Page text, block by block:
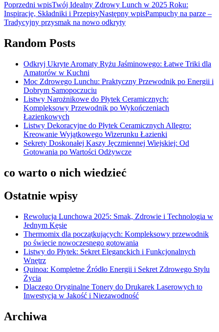
Poprzedni wpisTwój Idealny Zdrowy Lunch w 2025 Roku:
Inspiracje, Składniki i PrzepisyNastępny wpisPampuchy na parze –
Tradycyjny przysmak na nowo odkryty
Random Posts
Odkryj Ukryte Aromaty Ryżu Jaśminowego: Łatwe Triki dla
Amatorów w Kuchni
Moc Zdrowego Lunchu: Praktyczny Przewodnik po Energii i
Dobrym Samopoczuciu
Listwy Narożnikowe do Płytek Ceramicznych:
Kompleksowy Przewodnik po Wykończeniach
Łazienkowych
Listwy Dekoracyjne do Płytek Ceramicznych Allegro:
Kreowanie Wyjątkowego Wizerunku Łazienki
Sekrety Doskonałej Kaszy Jęczmiennej Wiejskiej: Od
Gotowania po Wartości Odżywcze
co warto o nich wiedzieć
Ostatnie wpisy
Rewolucja Lunchowa 2025: Smak, Zdrowie i Technologia w
Jednym Kęsie
Thermomix dla początkujących: Kompleksowy przewodnik
po świecie nowoczesnego gotowania
Listwy do Płytek: Sekret Eleganckich i Funkcjonalnych
Wnętrz
Quinoa: Kompletne Źródło Energii i Sekret Zdrowego Stylu
Życia
Dlaczego Oryginalne Tonery do Drukarek Laserowych to
Inwestycja w Jakość i Niezawodność
Archiwa